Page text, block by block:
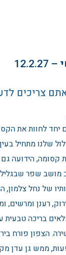
– 12.2.27
צריכים
יחד לחוות את
שלנו מתחיל
קסומה, הידועה
שפר שבגליל
של נחל צלמון,
רענן ומרשים,
בריכה טבעית
הצפון פורח
ממש גן עדן